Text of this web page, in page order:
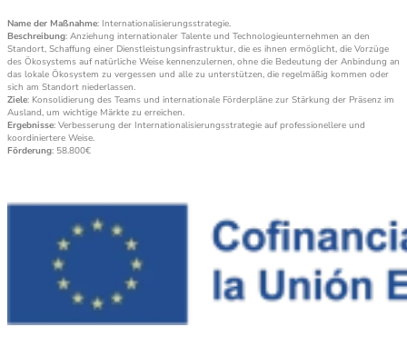
Name der Maßnahme: Internationalisierungsstrategie.
Beschreibung: Anziehung internationaler Talente und Technologieunternehmen an den
Standort, Schaffung einer Dienstleistungsinfrastruktur, die es ihnen ermöglicht, die Vorzüge
des Ökosystems auf natürliche Weise kennenzulernen, ohne die Bedeutung der Anbindung an
das lokale Ökosystem zu vergessen und alle zu unterstützen, die regelmäßig kommen oder
sich am Standort niederlassen.
Ziele: Konsolidierung des Teams und internationale Förderpläne zur Stärkung der Präsenz im
Ausland, um wichtige Märkte zu erreichen.
Ergebnisse: Verbesserung der Internationalisierungsstrategie auf professionellere und
koordiniertere Weise.
Förderung: 58.800€